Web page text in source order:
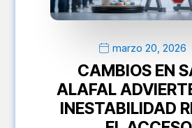
marzo 20, 2026
CAMBIOS EN
ALAFAL
INESTABILIDAD